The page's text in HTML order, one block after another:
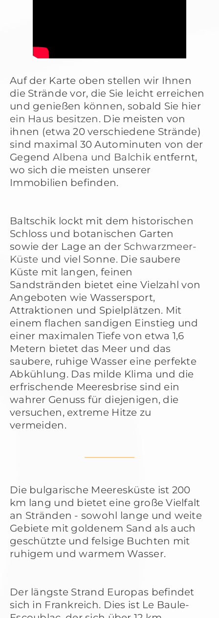
Auf der Karte oben stellen wir Ihnen
die Strände vor, die Sie leicht erreichen
und genießen können, sobald Sie hier
ein Haus besitzen. Die meisten von
ihnen (etwa 20 verschiedene Strände)
sind maximal 30 Autominuten von der
Gegend Albena und Balchikentfernt,
wo sich die meisten unserer
Immobilien befinden.
Baltschik lockt mit dem historischen
Schloss und botanischen Garten
sowie der Lage an der Schwarzmeer-
Küste und viel Sonne. Die saubere
Küste mit langen, feinen
Sandstränden bietet eine Vielzahl von
Angeboten wie Wassersport,
Attraktionen und Spielplätzen. Mit
einem flachen sandigen Einstieg und
einer maximalen Tiefe von etwa 1,6
Metern bietet das Meer und das
saubere, ruhige Wasser eine perfekte
Abkühlung. Das milde Klima und die
erfrischende Meeresbrise sind ein
wahrer Genuss für diejenigen, die
versuchen, extreme Hitze zu
vermeiden.
Die bulgarische Meeresküste ist 200
km lang und bietet eine große Vielfalt
an Stränden - sowohl lange und weite
Gebiete mit goldenem Sand als auch
geschützte und felsige Buchten mit
ruhigem und warmem Wasser.
Der längste Strand Europas befindet
sich in Frankreich. Dies ist Le Baule-